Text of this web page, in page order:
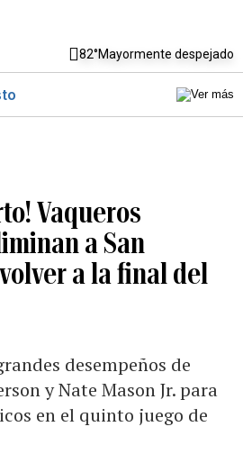
82°Mayormente despejado
Vaqueros
a San
a la final del
desempeños de
y Nate Mason Jr. para
en el quinto juego de